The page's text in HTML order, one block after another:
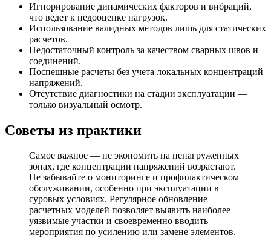
Игнорирование динамических факторов и вибраций,
что ведет к недооценке нагрузок.
Использование валидных методов лишь для статических
расчетов.
Недостаточный контроль за качеством сварных швов и
соединений.
Поспешные расчеты без учета локальных концентраций
напряжений.
Отсутствие диагностики на стадии эксплуатации —
только визуальный осмотр.
Советы из практики
Самое важное — не экономить на ненагруженных
зонах, где концентрации напряжений возрастают.
Не забывайте о мониторинге и профилактическом
обслуживании, особенно при эксплуатации в
суровых условиях. Регулярное обновление
расчетных моделей позволяет выявить наиболее
уязвимые участки и своевременно вводить
мероприятия по усилению или замене элементов.